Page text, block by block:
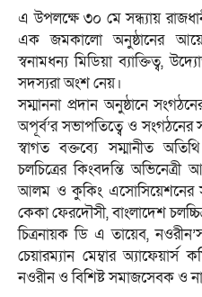
এ উপলক্ষে ৩০ মে সন্ধ্যায়
এক জমকালো অনুষ্ঠানের
স্বনামধন্য মিডিয়া ব্যাক্তিত্ব,
সদস্যরা অংশ নেয়।
সম্মাননা প্রদান অনুষ্ঠানে
অপূর্ব’র সভাপতিত্বে ও
স্বাগত বক্তব্যে সম্মানীত
চলচিত্রের কিংবদন্তি
আলম ও কুকিং এসোসিয়েশনের
কেকা ফেরদৌসী, বাংলাদেশ
চিত্রনায়ক ডি এ তায়েব,
চেয়ারম্যান মেম্বার
নওরীন ও বিশিষ্ট সমাজসেবক ও